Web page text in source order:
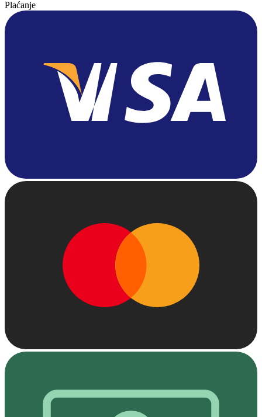
Plaćanje